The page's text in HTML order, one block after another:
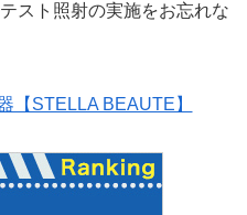
スト照射の実施をお忘れな
【STELLA BEAUTE】